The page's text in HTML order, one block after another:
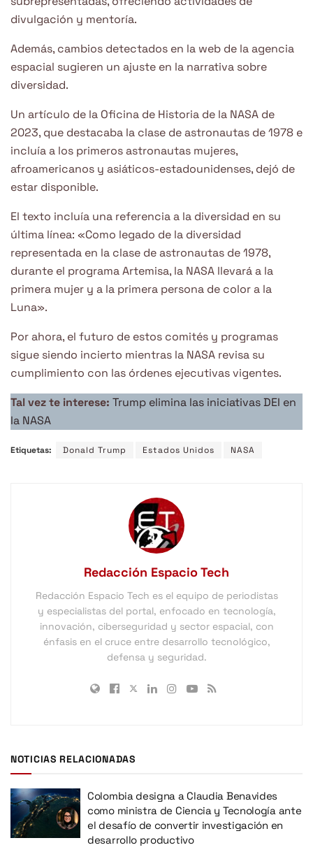
divulgación y mentoría.
Además, cambios detectados en la web de la agencia
espacial sugieren un ajuste en la narrativa sobre
diversidad.
Un artículo de la Oficina de Historia de la NASA de
2023, que destacaba la clase de astronautas de 1978 e
incluía a los primeros astronautas mujeres,
afroamericanos y asiáticos-estadounidenses, dejó de
estar disponible.
El texto incluía una referencia a la diversidad en su
última línea: «Como legado de la diversidad
representada en la clase de astronautas de 1978,
durante el programa Artemisa, la NASA llevará a la
primera mujer y a la primera persona de color a la
Luna».
Por ahora, el futuro de estos comités y programas
sigue siendo incierto mientras la NASA revisa su
cumplimiento con las órdenes ejecutivas vigentes.
Tal vez te interese: Trump elimina las iniciativas DEI en
la NASA
Etiquetas: Donald Trump Estados Unidos NASA
Redacción Espacio Tech
Redacción Espacio Tech es el equipo de periodistas
y especialistas del portal, enfocado en tecnología,
innovación, ciberseguridad y sector espacial, con
énfasis en el cruce entre desarrollo tecnológico,
defensa y seguridad.
NOTICIAS RELACIONADAS
Colombia designa a Claudia Benavides
como ministra de Ciencia y Tecnología ante
el desafío de convertir investigación en
desarrollo productivo